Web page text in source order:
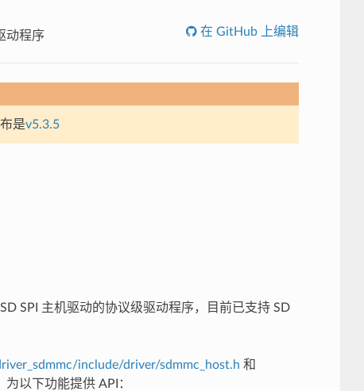
动程序 在 GitHub 上编辑
是v5.3.5
SPI 主机驱动的协议级驱动程序，目前已支持 SD
include/driver/sdmmc_host.h 和
为以下功能提供 API：